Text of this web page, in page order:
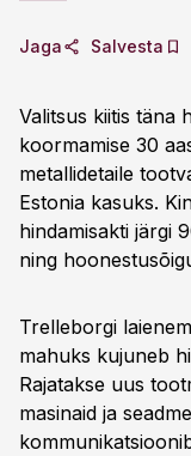
Jaga Salvesta
Valitsus kiitis täna
koormamise 30
metallidetaile
Estonia kasuks.
hindamisakti järgi
ning
Trelleborgi
mahuks kujuneb
Rajatakse uus
masinaid ja